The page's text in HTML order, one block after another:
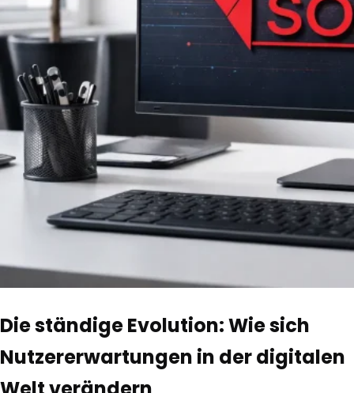
Die ständige Evolution: Wie sich
Nutzererwartungen in der digitalen